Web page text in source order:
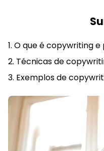
O que é copywriting
Técnicas de
Exemplos de